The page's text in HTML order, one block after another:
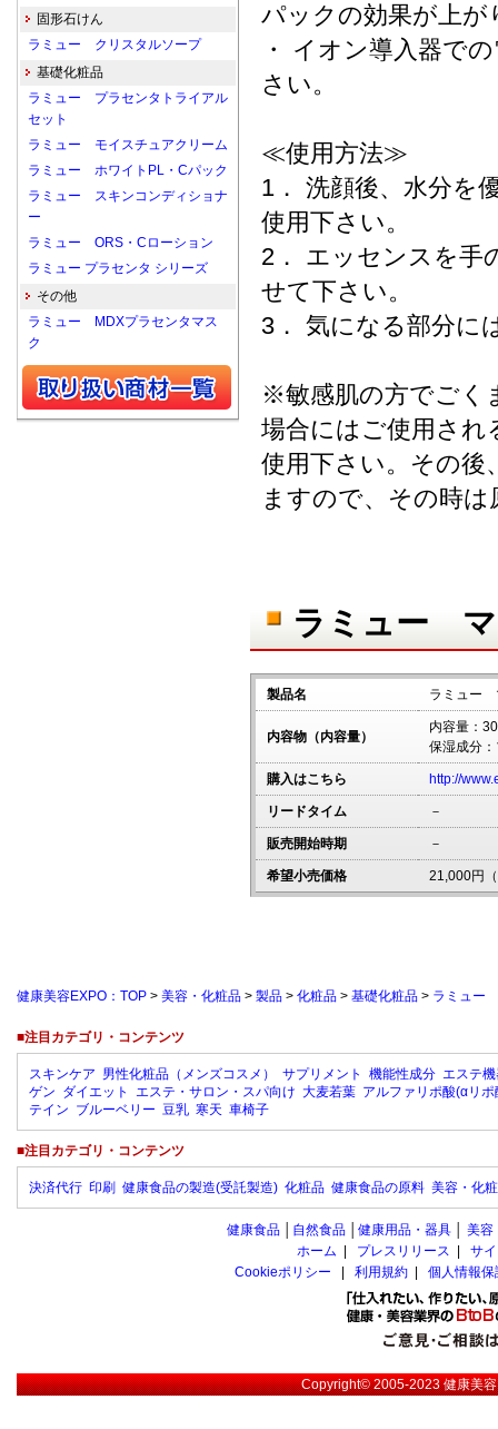
パックの効果が上が
・ イオン導入器で
さい。
≪使用方法≫
1． 洗顔後、水分を
使用下さい。
2． エッセンスを手
せて下さい。
3． 気になる部分に
※敏感肌の方でごく
場合にはご使用さ
使用下さい。その
ますので、その時
ラミュー
製品名 ラミュー
内容物（内容量）
内容量：
保湿成分
購入はこちら http://
リードタイム －
販売開始時期 －
希望小売価格 21,000円
固形石けん
ラミュー クリスタルソープ
基礎化粧品
ラミュー プラセンタトライアル
セット
ラミュー モイスチュアクリーム
ラミュー ホワイトPL・Cパック
ラミュー スキンコンディショナ
ー
ラミュー ORS・Cローション
ラミュー プラセンタ シリーズ
その他
ラミュー MDXプラセンタマス
ク
健康美容EXPO：TOP > 美容・化粧品 > 製品 > 化粧品 > 基礎化粧品 > ラミュー
■注目カテゴリ・コンテンツ
スキンケア 男性化粧品（メンズコスメ） サプリメント 機能性成分 エステ
ゲン ダイエット エステ・サロン・スパ向け 大麦若葉 アルファリポ酸(αリポ
テイン ブルーベリー 豆乳 寒天 車椅子
■注目カテゴリ・コンテンツ
決済代行 印刷 健康食品の製造(受託製造) 化粧品 健康食品の原料 美容・化
健康食品 自然食品 健康用品・器具 美容
ホーム
プレスリリース
サ
Cookieポリシー
利用規約 個人情報
Copyright© 2005-2023健康美